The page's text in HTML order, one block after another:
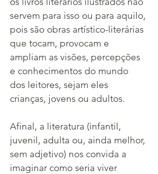
servem para isso ou para aquilo,
pois são obras artístico-literárias
que tocam, provocam e
ampliam as visões, percepções
e conhecimentos do mundo
dos leitores, sejam eles
crianças, jovens ou adultos.
Afinal, a literatura (infantil,
juvenil, adulta ou, ainda melhor,
sem adjetivo) nos convida a
imaginar como seria viver